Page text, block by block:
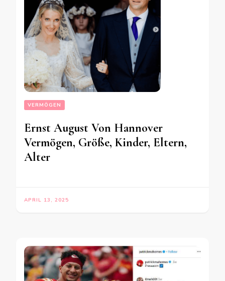
VERMÖGEN
Ernst August Von Hannover
Vermögen, Größe, Kinder, Eltern,
Alter
APRIL 13, 2025